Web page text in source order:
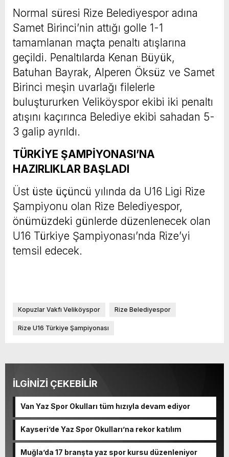
Normal süresi Rize Belediyespor adına
Samet Birinci’nin attığı golle 1-1
tamamlanan maçta penaltı atışlarına
geçildi. Penaltılarda Kenan Büyük,
Batuhan Bayrak, Alperen Öksüz ve Samet
Birinci meşin uvarlağı filelerle
buluştururken Veliköyspor ekibi iki penaltı
atışını kaçırınca Belediye ekibi sahadan 5-
3 galip ayrıldı.
TÜRKİYE ŞAMPİYONASI’NA
HAZIRLIKLAR BAŞLADI
Üst üste üçüncü yılında da U16 Ligi Rize
Şampiyonu olan Rize Belediyespor,
önümüzdeki günlerde düzenlenecek olan
U16 Türkiye Şampiyonası’nda Rize’yi
temsil edecek.
Kopuzlar Vakfı Veliköyspor Rize Belediyespor
Rize U16 Türkiye Şampiyonası
İLGİNİZİ ÇEKEBİLİR
Van Yaz Spor Okulları tüm hızıyla devam ediyor
Kayseri’de Yaz Spor Okulları’na rekor katılım
Muğla’da 17 branşta yaz spor kursu düzenleniyor